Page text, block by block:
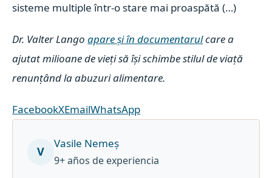
sisteme multiple într-o stare mai proaspătă (…)
Dr. Valter Langoapare și în documentarulcare a
ajutat milioane de vieți să își schimbe stilul de viață
renunțând la abuzuri alimentare.
FacebookXEmailWhatsApp
V
Vasile Nemeș
9+ años de experiencia